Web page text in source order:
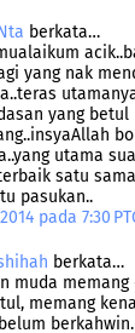
berkata…
yang nak
yang betul
utama
satu
pasukan..
pada 7:30
berkata…
muda
memang